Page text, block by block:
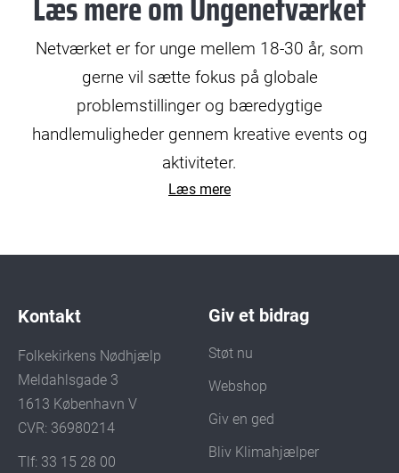
Netværket er for unge mellem 18-30 år, som
gerne vil sætte fokus på globale
problemstillinger og bæredygtige
handlemuligheder gennem kreative events og
aktiviteter.
Læs mere
Kontakt
Folkekirkens Nødhjælp
Meldahlsgade 3
1613 København V
CVR: 36980214
Tlf: 33 15 28 00
Giv et bidrag
Støt nu
Webshop
Giv en ged
Bliv Klimahjælper